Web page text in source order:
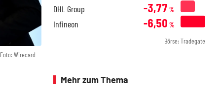
Foto: Wirecard
DHL Group -3,77 %
Infineon -6,50 %
Börse: Tradegate
Mehr zum Thema